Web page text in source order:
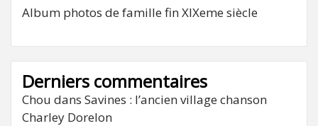
Album photos de famille fin XIXeme siècle
Derniers commentaires
Chou dans Savines : l’ancien village chanson
Charley Dorelon